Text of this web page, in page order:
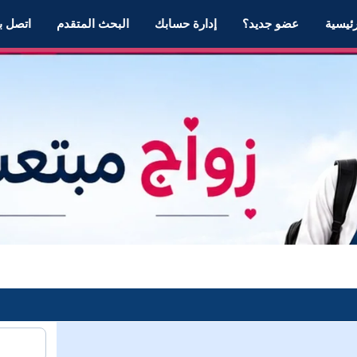
عضو جديد؟ إدارة حسابك البحث المتقدم اتصل